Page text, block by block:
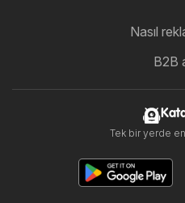
Nasıl
B2B
Tek bir yerde